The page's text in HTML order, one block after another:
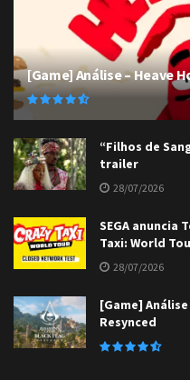
[Game] Análise – Heave
“Filhos de
trailer
28/07/2026
SEGA anuncia
Taxi: World
28/07/2026
[Game]
Resynced